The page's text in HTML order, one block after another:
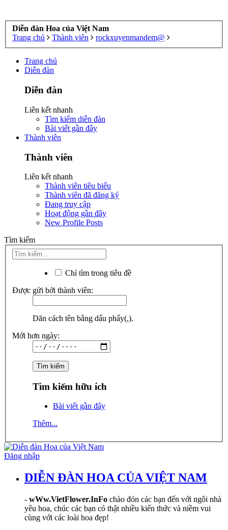
Diễn đàn Hoa của Việt Nam
Trang chủ
Thành viên rockxuyenmandem@
Trang chủ
Diễn đàn
Diễn đàn
Liên kết nhanh
Tìm kiếm diễn đàn
Bài viết gần đây
Thành viên
Thành viên
Liên kết nhanh
Thành viên tiêu biểu
Thành viên đã đăng ký
Đang truy cập
Hoạt động gần đây
New Profile Posts
Tìm kiếm
Chỉ tìm trong tiêu đề
Được gửi bởi thành viên:
Dãn cách tên bằng dấu phẩy(,).
Mới hơn ngày:
Tìm kiếm hữu ích
Bài viết gần đây
Thêm...
Đăng nhập
DIỄN ĐÀN HOA CỦA VIỆT NAM
- wWw.VietFlower.InFo chào đón các bạn đến với ngôi nhà
yêu hoa, chúc các bạn có thật nhiều kiến thức và niềm vui
cùng với các loài hoa đẹp!